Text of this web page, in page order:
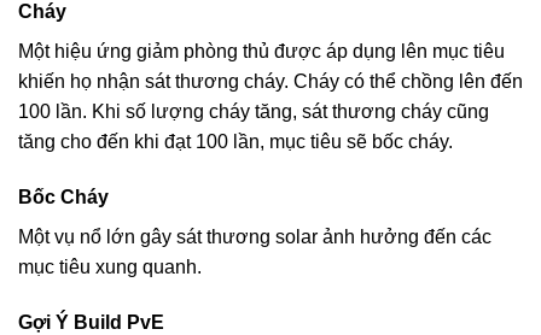
Cháy
Một hiệu ứng giảm phòng thủ được áp dụng lên mục tiêu
khiến họ nhận sát thương cháy. Cháy có thể chồng lên đến
100 lần. Khi số lượng cháy tăng, sát thương cháy cũng
tăng cho đến khi đạt 100 lần, mục tiêu sẽ bốc cháy.
Bốc Cháy
Một vụ nổ lớn gây sát thương solar ảnh hưởng đến các
mục tiêu xung quanh.
Gợi Ý Build PvE